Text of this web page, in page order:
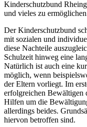
Kinderschutzbund
und vieles zu
Der Kinderschutzbund
mit sozialen und
diese Nachteile
Schulzeit hinweg eine
Natürlich ist auch eine
möglich, wenn
der Eltern vorliegt. Im
erfolgreichen Bewältigen
Hilfen um die
allerdings beides.
hiervon betroffen sind.